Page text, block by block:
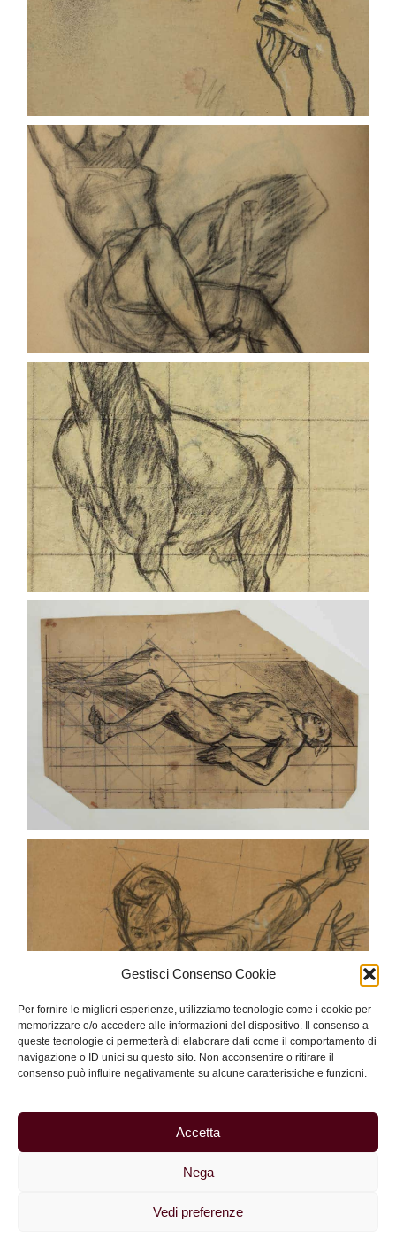
Gestisci Consenso Cookie
Per fornire le migliori esperienze, utilizziamo tecnologie come i cookie per
memorizzare e/o accedere alle informazioni del dispositivo. Il consenso a
queste tecnologie ci permetterà di elaborare dati come il comportamento di
navigazione o ID unici su questo sito. Non acconsentire o ritirare il
consenso può influire negativamente su alcune caratteristiche e funzioni.
Accetta
Nega
Vedi preferenze